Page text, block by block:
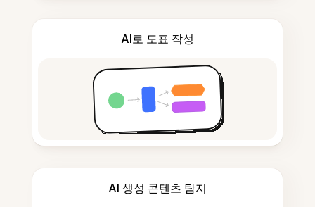
AI로 도표 작성
AI 생성 콘텐츠 탐지